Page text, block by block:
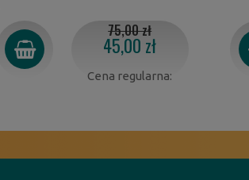
45,00 zł
Cena regularna:
75,00 zł